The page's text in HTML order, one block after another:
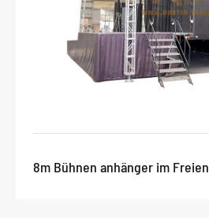
8m Bühnen anhänger im Freien